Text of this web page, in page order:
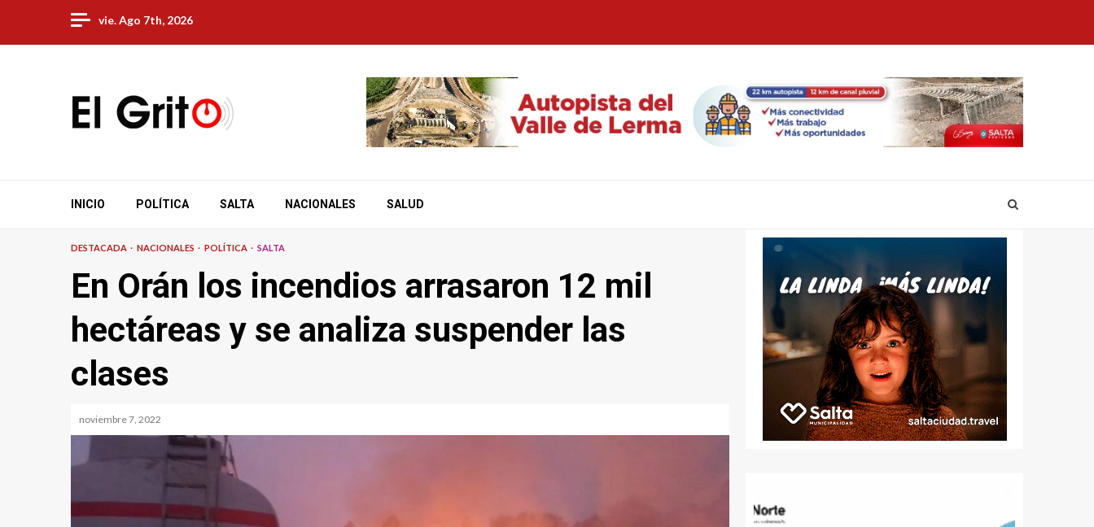
content
vie. Ago 7th, 2026
INICIO POLÍTICA SALTA NACIONALES SALUD
DESTACADA NACIONALES POLÍTICA SALTA
En Orán los incendios arrasaron 12 mil
hectáreas y se analiza suspender las
clases
noviembre 7, 2022